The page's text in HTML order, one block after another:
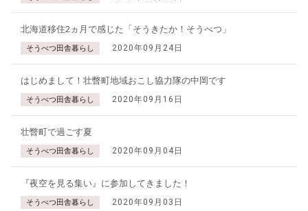
北海道移住2ヵ月で感じた「そうきたか！そうべつ」
そうべつ田舎暮らし 2020年09月24日
はじめまして！壮瞥町地域おこし協力隊の中岡です
そうべつ田舎暮らし 2020年09月16日
壮瞥町で過ごす夏
そうべつ田舎暮らし 2020年09月04日
『夜空を見る集い』に参加してきました！
そうべつ田舎暮らし 2020年09月03日